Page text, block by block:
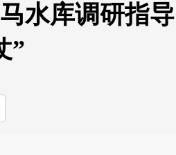
水库调研指
”